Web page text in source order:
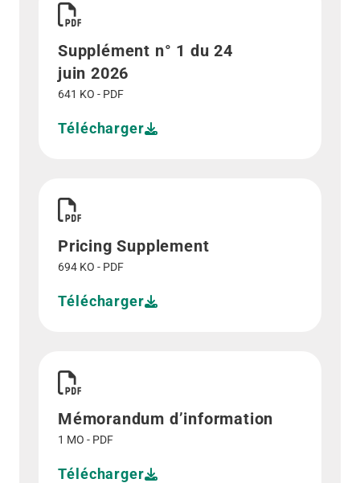
Supplément n° 1 du 24
juin 2026
641 KO - PDF
Télécharger
Pricing Supplement
694 KO - PDF
Télécharger
Mémorandum d’information
1 MO - PDF
Télécharger